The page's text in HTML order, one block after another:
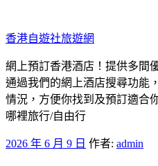
至
主
要
內
容
香港自遊社旅遊網
網上預訂香港酒店！提供多間
通過我們的網上酒店搜尋功能
情況，方便你找到及預訂適合
哪裡旅行/自由行
發
2026 年 6 月 9 日 作者: admin